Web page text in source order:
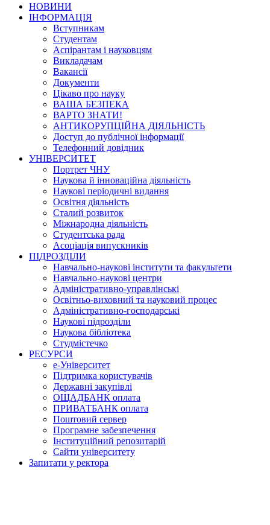
НОВИНИ
ІНФОРМАЦІЯ
Вступникам
Студентам
Аспірантам і науковцям
Викладачам
Вакансії
Документи
Цікаво про науку
ВАША БЕЗПЕКА
ВАРТО ЗНАТИ!
АНТИКОРУПЦІЙНА ДІЯЛЬНІСТЬ
Доступ до публічної інформації
Телефонний довідник
УНІВЕРСИТЕТ
Портрет ЧНУ
Наукова й інноваційна діяльність
Наукові періодичні видання
Освітня діяльність
Сталий розвиток
Міжнародна діяльність
Студентська рада
Асоціація випускників
ПІДРОЗДІЛИ
Навчально-наукові інститути та факультети
Навчально-наукові центри
Адміністративно-управлінські
Освітньо-виховний та науковий процес
Адміністративно-господарські
Наукові підрозділи
Наукова бібліотека
Студмістечко
РЕСУРСИ
е-Університет
Підтримка користувачів
Державні закупівлі
ОЩАДБАНК оплата
ПРИВАТБАНК оплата
Поштовий сервер
Програмне забезпечення
Інституційний репозитарій
Сайти університету
Запитати у ректора